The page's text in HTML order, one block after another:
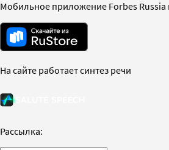
Мобильное приложение Forbes Russia
На сайте работает синтез речи
Рассылка: